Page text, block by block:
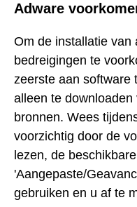
Adware
Om de installatie van
bedreigingen te
zeerste aan software
alleen te
bronnen. Wees
voorzichtig door de
lezen, de
'Aangepaste/
gebruiken en u af te